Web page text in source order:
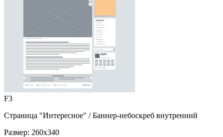
F3
Страница "Интересное" / Баннер-небоскреб внутренний
Размер: 260x340